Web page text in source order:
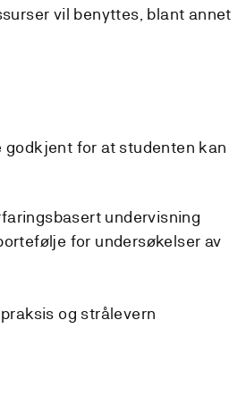
vil benyttes, blant annet
for at studenten kan
undervisning
for undersøkelser av
og strålevern